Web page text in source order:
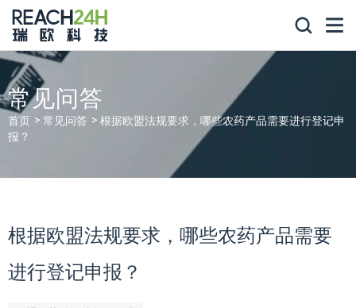
常见问答
首页 常见问答
根据欧盟法规要求，哪些农药产品需要进行登记申
报？
根据欧盟法规要求，哪些农药产品需要
进行登记申报？